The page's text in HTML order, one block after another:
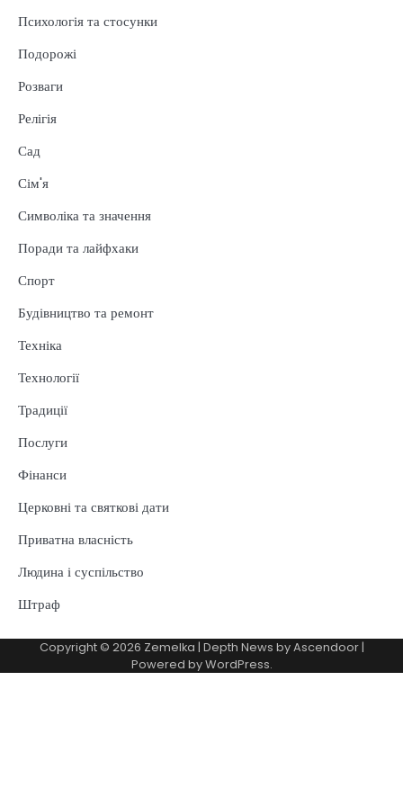
Психологія та стосунки
Подорожі
Розваги
Релігія
Сад
Сім'я
Символіка та значення
Поради та лайфхаки
Спорт
Будівництво та ремонт
Техніка
Технології
Традиції
Послуги
Фінанси
Церковні та святкові дати
Приватна власність
Людина і суспільство
Штраф
Copyright © 2026 Zemelka | Depth News byAscendoor|
Powered byWordPress.